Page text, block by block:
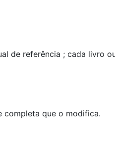
de referência ; cada livro
completa que o modifica.